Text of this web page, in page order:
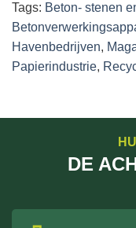
Tags: Beton- stenen
Havenbedrijven,
Papierindustrie,
DE